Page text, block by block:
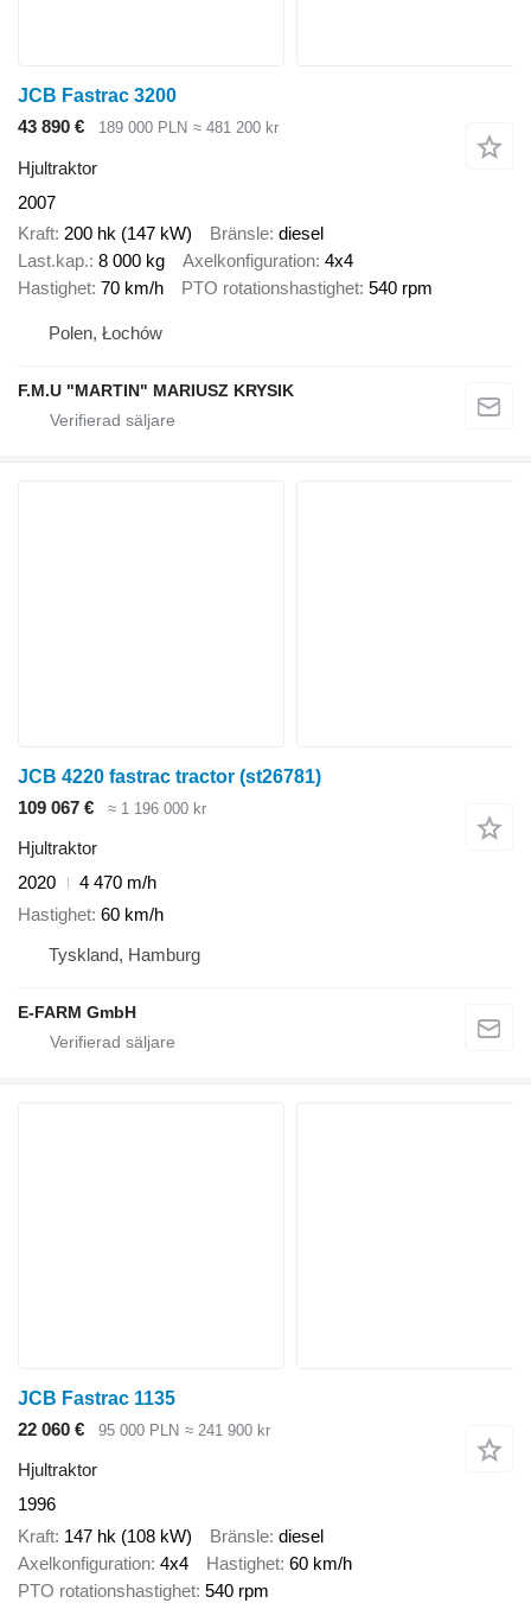
JCB Fastrac 3200
43 890 €
189 000 PLN ≈ 481 200 kr
Hjultraktor
2007
Kraft 200 hk (147 kW) Bränsle diesel
Last.kap. 8 000 kg Axelkonfiguration 4x4
Hastighet 70 km/h PTO rotationshastighet 540 rpm
Polen, Łochów
F.M.U "MARTIN" MARIUSZ KRYSIK
JCB 4220 fastrac tractor (st26781)
109 067 €
≈ 1 196 000 kr
Hjultraktor
2020
4 470 m/h
Hastighet 60 km/h
Tyskland, Hamburg
E-FARM GmbH
JCB Fastrac 1135
22 060 €
95 000 PLN ≈ 241 900 kr
Hjultraktor
1996
Kraft 147 hk (108 kW) Bränsle diesel
Axelkonfiguration 4x4 Hastighet 60 km/h
PTO rotationshastighet 540 rpm